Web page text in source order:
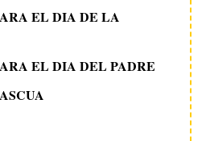
EL DIA DE LA
EL DIA DEL PADRE